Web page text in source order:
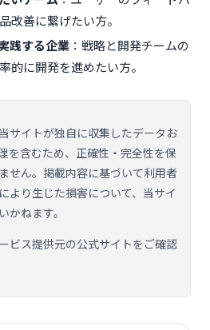
改善に繋げたい方。
践する企業 ：戦略と開発チームの
的に開発を進めたい方。
サイトが独自に収集したデータお
を含むため、正確性・完全性を保
せん。掲載内容に基づいて利用者
より生じた損害について、当サイ
かねます。
ビス提供元の公式サイトをご確認